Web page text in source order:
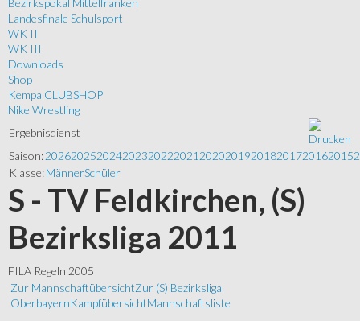
Bezirkspokal Mittelfranken
Landesfinale Schulsport
WK II
WK III
Downloads
Shop
Kempa CLUBSHOP
Nike Wrestling
Ergebnisdienst
Saison:202620252024202320222021 202020192018201720162015
Klasse:MännerSchüler
S - TV Feldkirchen, (S)
Bezirksliga 2011
FILA Regeln 2005
Zur MannschaftübersichtZur (S) Bezirksliga
OberbayernKampfübersichtMannschaftsliste